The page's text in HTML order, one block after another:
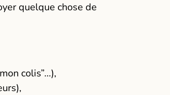
quelque chose de
colis”…),